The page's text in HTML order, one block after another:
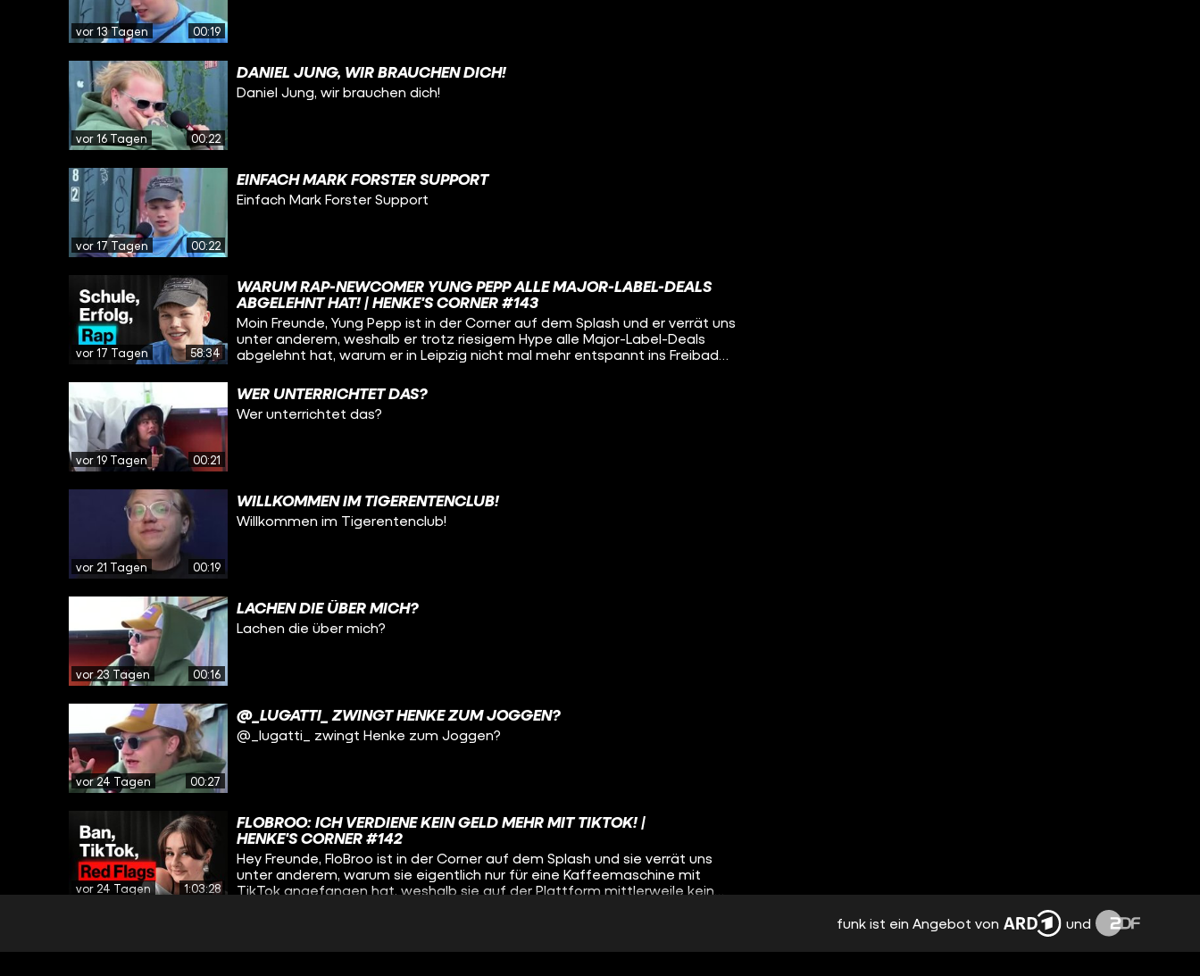
vor 13 Tagen 00:19
vor 16 Tagen 00:22
DANIEL JUNG, WIR BRAUCHEN DICH!
Daniel Jung, wir brauchen dich!
vor 17 Tagen 00:22
EINFACH MARK FORSTER SUPPORT
Einfach Mark Forster Support
vor 17 Tagen 58:34
WARUM RAP-NEWCOMER YUNG PEPP ALLE MAJOR-LABEL-DEALS
ABGELEHNT HAT! | HENKE'S CORNER #143
Moin Freunde, Yung Pepp ist in der Corner auf dem Splash und er verrät uns
unter anderem, weshalb er trotz riesigem Hype alle Major-Label-Deals
abgelehnt hat, warum er in Leipzig nicht mal mehr entspannt ins Freibad
Rapper-Dasein unter einen Hut bekommt. Viel Spaß!
vor 19 Tagen 00:21
WER UNTERRICHTET DAS?
Wer unterrichtet das?
vor 21 Tagen 00:19
WILLKOMMEN IM TIGERENTENCLUB!
Willkommen im Tigerentenclub!
vor 23 Tagen 00:16
LACHEN DIE ÜBER MICH?
Lachen die über mich?
vor 24 Tagen 00:27
@_LUGATTI_ ZWINGT HENKE ZUM JOGGEN?
@_lugatti_ zwingt Henke zum Joggen?
vor 24 Tagen 1:03:28
FLOBROO: ICH VERDIENE KEIN GELD MEHR MIT TIKTOK! |
HENKE'S CORNER #142
Hey Freunde, FloBroo ist in der Corner auf dem Splash und sie verrät uns
unter anderem, warum sie eigentlich nur für eine Kaffeemaschine mit
TikTok angefangen hat, weshalb sie auf der Plattform mittlerweile kein
Der beste Schiri Deutschlands?
funk ist ein Angebot von und